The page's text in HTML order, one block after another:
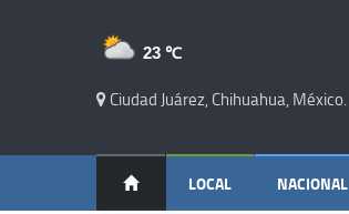
23 ℃
Ciudad Juárez, Chihuahua, México.
LOCAL NACIONAL